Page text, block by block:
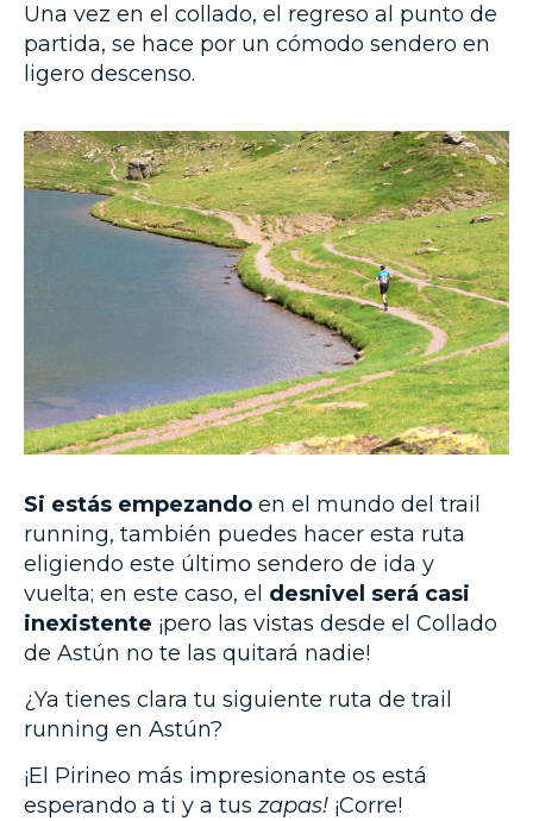
Una vez en el collado, el regreso al punto de
partida, se hace por un cómodo sendero en
ligero descenso.
Si estás empezando en el mundo del trail
running, también puedes hacer esta ruta
eligiendo este último sendero de ida y
vuelta; en este caso, el desnivel será casi
inexistente ¡pero las vistas desde el Collado
de Astún no te las quitará nadie!
¿Ya tienes clara tu siguiente ruta de trail
running en Astún?
¡El Pirineo más impresionante os está
esperando a ti y a tuszapas! ¡Corre!